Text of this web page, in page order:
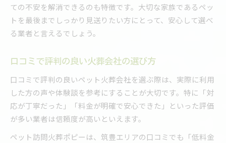
ての不安を解消できるのも特徴です。大切な家族であるペッ
トを最後までしっかり見送りたい方にとって、安心して選べ
る業者と言えるでしょう。
口コミで評判の良い火葬会社の選び方
口コミで評判の良いペット火葬会社を選ぶ際は、実際に利用
した方の声や体験談を参考にすることが大切です。特に「対
応が丁寧だった」「料金が明確で安心できた」といった評価
が多い業者は信頼度が高いといえます。
ペット訪問火葬ポピーは、筑豊エリアの口コミでも「低料金